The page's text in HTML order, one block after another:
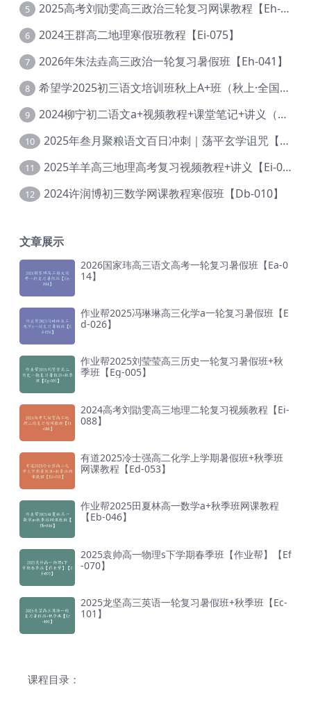
5 2025高考刘勖雯高三政治三轮复习网课教程【Eh-061】
6 2024王群高二地理寒假班教程【Ei-075】
7 2026年朱法垚高三政治一轮复习暑假班【Eh-041】
8 希望学2025初三语文培训班秋上A+班（秋上·全国版·A+）【Da-031】
9 2024柳宁初二语文a+视频教程+课堂笔记+讲义（暑假班+秋季班）【Da-003】
10 2025年叁月聚粮语文百日冲刺｜荡平玄学诅咒【Ea-001】
11 2025羊羊高三地理高考复习视频教程+讲义【Ei-051】
12 2024许润博初三数学网课教程寒假班【Db-010】
文章展示
2026国家玮高三语文高考一轮复习暑假班【Ea-0
14】
作业帮2025冯琳琳高三化学a一轮复习暑假班【E
d-026】
作业帮2025刘莹莹高三历史一轮复习暑假班+秋
季班【Eg-005】
2024高考刘勖雯高三地理二轮复习视频教程【Ei-
088】
有道2025冷士强高二化学上学期暑假班+秋季班
网课教程【Ed-053】
作业帮2025田夏林高一数学a+秋季班网课教程
【Eb-046】
2025袁帅高一物理s下学期春季班【作业帮】【Ef
-070】
2025龙坚高三英语一轮复习暑假班+秋季班【Ec-
101】
课程目录：